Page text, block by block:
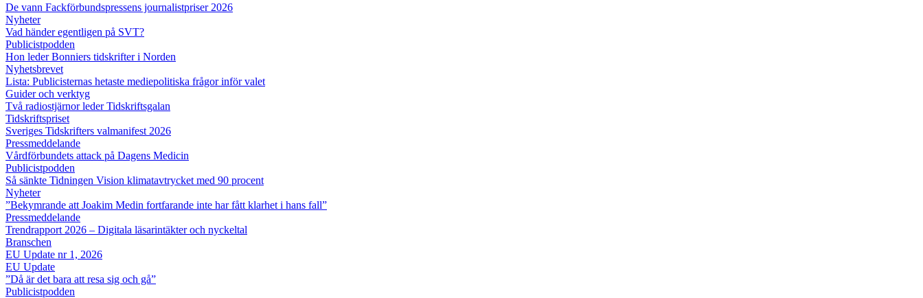
De vann Fackförbundspressens journalistpriser 2026
Nyheter
Vad händer egentligen på SVT?
Publicistpodden
Hon leder Bonniers tidskrifter i Norden
Nyhetsbrevet
Lista: Publicisternas hetaste mediepolitiska frågor inför valet
Guider och verktyg
Två radiostjärnor leder Tidskriftsgalan
Tidskriftspriset
Sveriges Tidskrifters valmanifest 2026
Pressmeddelande
Vårdförbundets attack på Dagens Medicin
Publicistpodden
Så sänkte Tidningen Vision klimatavtrycket med 90 procent
Nyheter
”Bekymrande att Joakim Medin fortfarande inte har fått klarhet i hans fall”
Pressmeddelande
Trendrapport 2026 – Digitala läsarintäkter och nyckeltal
Branschen
E​U Update nr 1, 2026
EU Update
”Då är det bara att resa sig och gå”
Publicistpodden